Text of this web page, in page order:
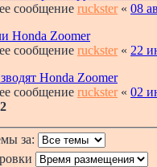
сообщение ruckster« 08
Honda Zoomer
сообщение ruckster« 22
Honda Zoomer
сообщение ruckster« 02
2
за: